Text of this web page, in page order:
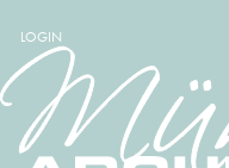
LOGIN